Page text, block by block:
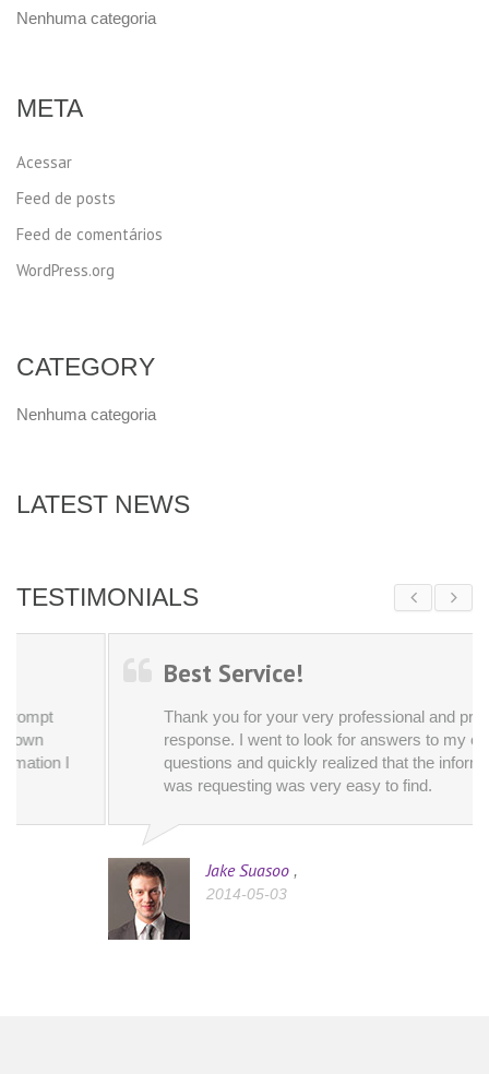
Nenhuma categoria
META
Acessar
Feed de posts
Feed de comentários
WordPress.org
CATEGORY
Nenhuma categoria
LATEST NEWS
TESTIMONIALS
Best Service!
Thank you for your very professional and prompt
response. I went to look for answers to my own
questions and quickly realized that the information I
was requesting was very easy to find.
Jake Suasoo ,
2014-05-03